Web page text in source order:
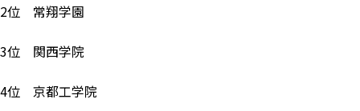
2位 常翔学園
3位 関西学院
4位 京都工学院